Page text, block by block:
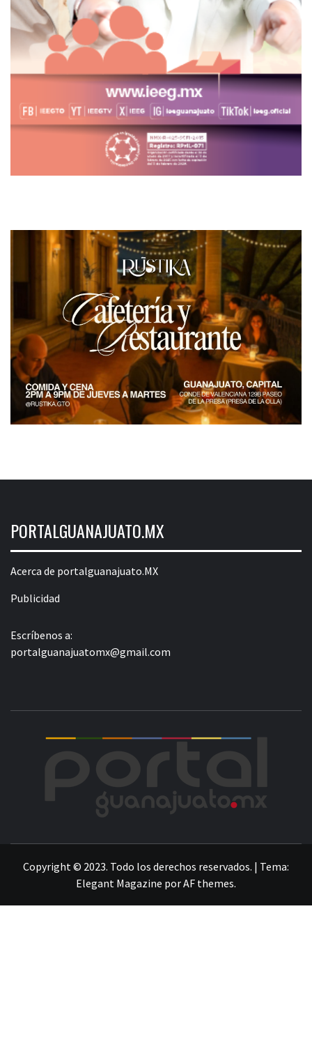
PORTALGUANAJUATO.MX
Acerca de portalguanajuato.MX
Publicidad
Escríbenos a:
portalguanajuatomx@gmail.com
Copyright © 2023. Todo los derechos reservados. | Tema:
Elegant Magazine porAF themes.